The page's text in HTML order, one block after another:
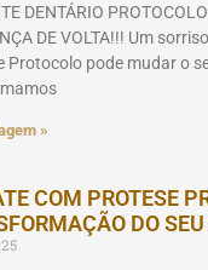
DENTÁRIO
DE VOLTA!!! Um
Protocolo pode mudar o
»
COM PROTESE
DO SEU